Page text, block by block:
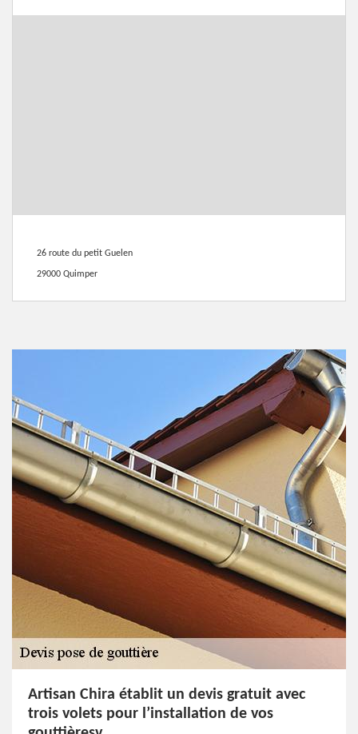
26 route du petit Guelen
29000 Quimper
Artisan Chira établit un devis gratuit avec
trois volets pour l’installation de vos